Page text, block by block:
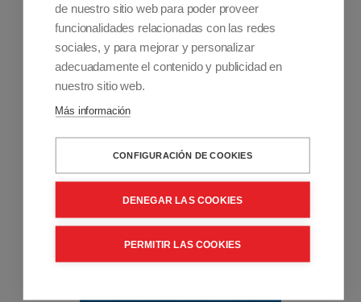
Información de contacto
+34 915 701 682
info@accessiblemadrid.com
Sobre Nosotros
Accessible Madrid es una empresa pionera en turismo
de turismo accesible y consultoría y formación en
Accesibilidad.
de nuestro sitio web para poder proveer
funcionalidades relacionadas con las redes
sociales, y para mejorar y personalizar
adecuadamente el contenido y publicidad en
nuestro sitio web.
Más información
CONFIGURACIÓN DE COOKIES
DENEGAR LAS COOKIES
PERMITIR LAS COOKIES